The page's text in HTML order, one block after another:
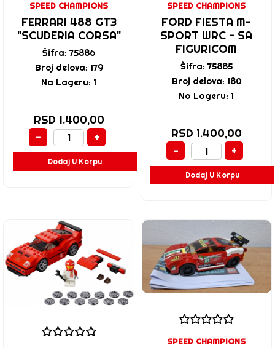
SPEED CHAMPIONS
FERRARI 488 GT3
"SCUDERIA CORSA"
Šifra: 75886
Broj delova: 179
Na Lageru: 1
RSD 1.400,00
-
+
Dodaj U Korpu
SPEED CHAMPIONS
FORD FIESTA M-
SPORT WRC - SA
FIGURICOM
Šifra: 75885
Broj delova: 180
Na Lageru: 1
RSD 1.400,00
-
+
Dodaj U Korpu
SPEED CHAMPIONS